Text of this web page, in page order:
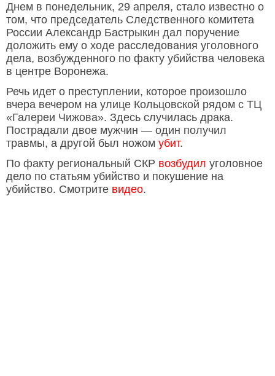
Днем в понедельник, 29 апреля, стало известно о
том, что председатель Следственного комитета
России Александр Бастрыкин дал поручение
доложить ему о ходе расследования уголовного
дела, возбужденного по факту убийства человека
в центре Воронежа.
Речь идет о преступлении, которое произошло
вчера вечером на улице Кольцовской рядом с ТЦ
«Галереи Чижова». Здесь случилась драка.
Пострадали двое мужчин — один получил
травмы, а другой был ножом убит.
По факту региональный СКР возбудил уголовное
дело по статьям убийство и покушение на
убийство. Смотрите видео.